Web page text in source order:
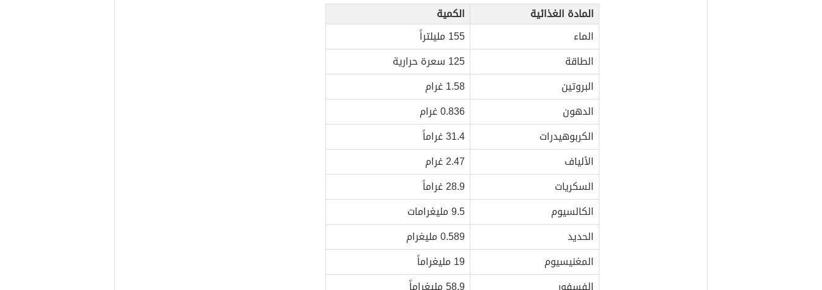
المادة الغذائية
الكمية
الماء
155 مليلتراً
الطاقة
125 سعرة حرارية
البروتين
1.58 غرام
الدهون
0.836 غرام
الكربوهيدرات
31.4 غراماً
الألياف
2.47 غرام
السكريات
28.9 غراماً
الكالسيوم
9.5 مليغرامات
الحديد
0.589 مليغرام
المغنيسيوم
19 مليغراماً